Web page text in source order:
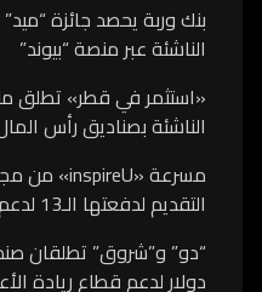
بنك وربة يحصد جائزة
الناشئة عبر منصة “بيوند”
«استثمر في قطر» تطلق
الناشئة بصناديق رأس
التقديم لدفعتها الـ13 لدعم الشركات التقنية الناشئة
دولار لدعم قطاع ريادة